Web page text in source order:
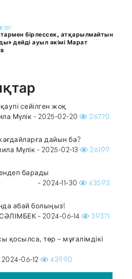
287
бірлессек, атқарылмайтын
дейді ауыл әкімі Марат
сейілген жоқ
Мүлік - 2025-02-20 26770
дайын ба?
Мүлік - 2025-02-13 26199
барады
- 2024-11-30 43593
абай болыңыз!
- 2024-06-14 39371
қосылса, төр – мұғалімдікі
06-12
43990